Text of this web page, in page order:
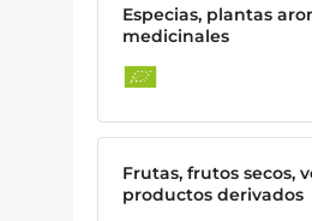
Especias, plantas
medicinales
Frutas, frutos secos,
productos derivados